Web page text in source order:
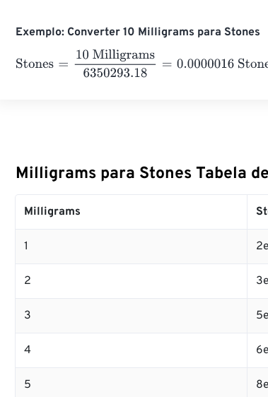
Exemplo: Converter 10 Milligrams para Stones
Stones
10 Milligrams6350293.18=0.0000016
Milligrams para Stones Tabela
Milligrams
1
2
3
4
5